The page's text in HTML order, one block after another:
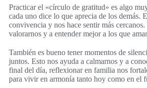
Practicar el «círculo de gratitud» es algo
cada uno dice lo que aprecia de los demás.
convivencia y nos hace sentir más cercanos.
valorarnos y a entender mejor a los que
También es bueno tener momentos de
juntos. Esto nos ayuda a calmarnos y a
final del día, reflexionar en familia nos
para vivir en armonía tanto hoy como en el